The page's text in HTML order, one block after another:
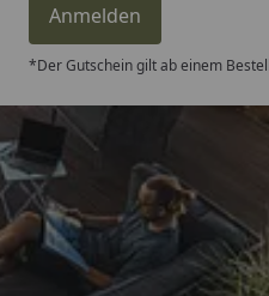
Anmelden
*Der Gutschein gilt ab einem